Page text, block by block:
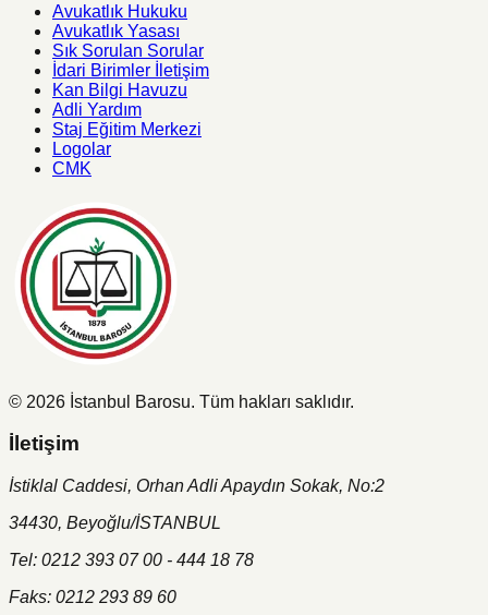
Avukatlık Hukuku
Avukatlık Yasası
Sık Sorulan Sorular
İdari Birimler İletişim
Kan Bilgi Havuzu
Adli Yardım
Staj Eğitim Merkezi
Logolar
CMK
© 2026 İstanbul Barosu. Tüm hakları saklıdır.
İletişim
İstiklal Caddesi, Orhan Adli Apaydın Sokak, No:2
34430, Beyoğlu/İSTANBUL
Tel: 0212 393 07 00 - 444 18 78
Faks: 0212 293 89 60